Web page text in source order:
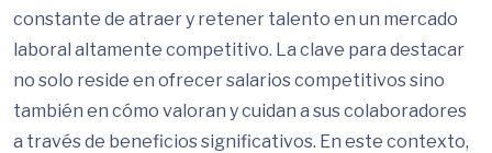
constante de atraer y retener talento en un mercado
laboral altamente competitivo. La clave para destacar
no solo reside en ofrecer salarios competitivos sino
también en cómo valoran y cuidan a sus colaboradores
a través de beneficios significativos. En este contexto,